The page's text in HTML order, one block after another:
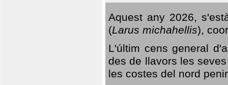
Aquest any 2026,
(Larus michahellis),
L'últim cens general
des de llavors les
les costes del nord